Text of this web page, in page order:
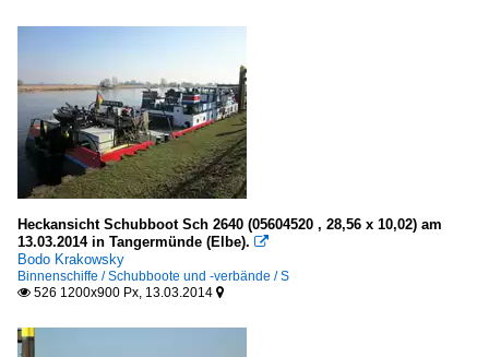
Heckansicht Schubboot Sch 2640 (05604520 , 28,56 x 10,02) am
13.03.2014 in Tangermünde (Elbe). 
Bodo Krakowsky
Binnenschiffe / Schubboote und -verbände / S
 526 1200x900 Px, 13.03.2014 